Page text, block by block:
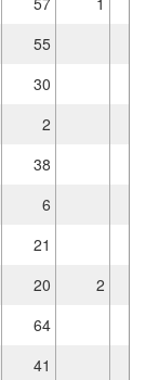
55
30
2
38
6
21
20
2
64
41